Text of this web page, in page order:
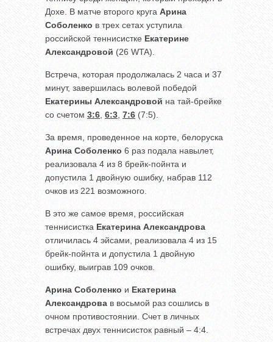
Дохе. В матче второго круга Арина
Соболенко в трех сетах уступила
российской теннисистке Екатерине
Александровой (26 WTA).
Встреча, которая продолжалась 2 часа и 37
минут, завершилась волевой победой
Екатерины Александровой на тай-брейке
со счетом 3:6, 6:3, 7:6 (7:5).
За время, проведенное на корте, белоруска
Арина Соболенко 6 раз подала навылет,
реализовала 4 из 8 брейк-пойнта и
допустила 1 двойную ошибку, набрав 112
очков из 221 возможного.
В это же самое время, российская
теннисистка Екатерина Александрова
отличилась 4 эйсами, реализовала 4 из 15
брейк-пойнта и допустила 1 двойную
ошибку, выиграв 109 очков.
Арина Соболенко и Екатерина
Александрова в восьмой раз сошлись в
очном противостоянии. Счет в личных
встречах двух теннисисток равный – 4:4.